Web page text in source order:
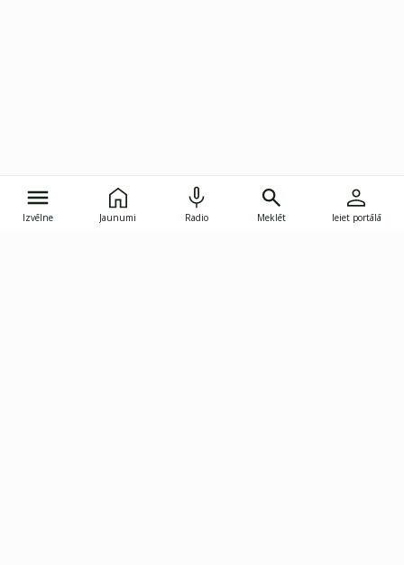
Izvēlne Jaunumi Radio Meklēt Ieiet portālā